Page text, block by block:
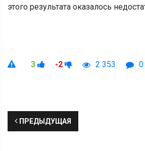
этого результата оказалось
3 -2 2 353 0
ПРЕДЫДУЩАЯ